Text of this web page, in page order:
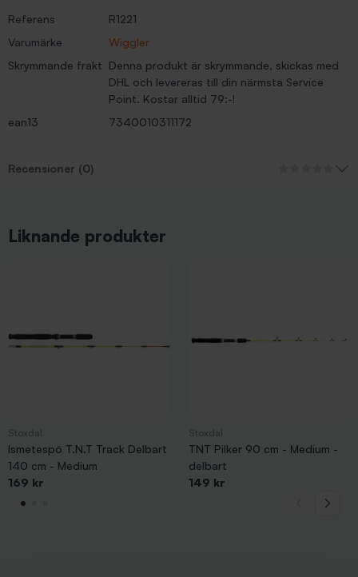
Referens
R1221
Varumärke
Wiggler
Skrymmande frakt Denna produkt är skrymmande, skickas med
DHL och levereras till din närmsta Service
Point. Kostar alltid 79:-!
ean13
7340010311172
Recensioner (0)
Liknande produkter
Ismetespö T.N.T Track Delbart
140 cm - Medium
169 kr
TNT Pilker 90 cm - Medium -
delbart
149 kr